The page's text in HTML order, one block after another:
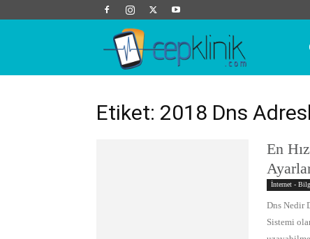
Klinik
Etiket: 2018 Dns
En
İnternet -
Dns Nedir
Sistemi